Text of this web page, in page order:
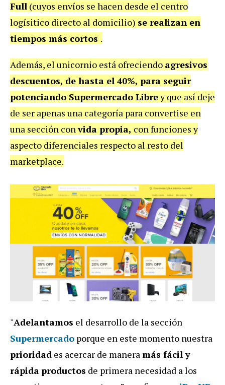
Full (cuyos envíos se hacen desde el centro
logísitico directo al domicilio) se realizan en
tiempos más cortos .
Además, el unicornio está ofreciendo agresivos
descuentos, de hasta el 40%, para seguir
potenciando Supermercado Librey que así deje
de ser apenas una categoría para convertise en
una sección convida propia, con funciones y
aspecto diferenciales respecto al resto del
marketplace.
"Adelantamos el desarrollo de la sección
Supermercado porque en este momento nuestra
prioridad es acercar de maneramás fácil y
rápidaproductos de primera necesidad a los